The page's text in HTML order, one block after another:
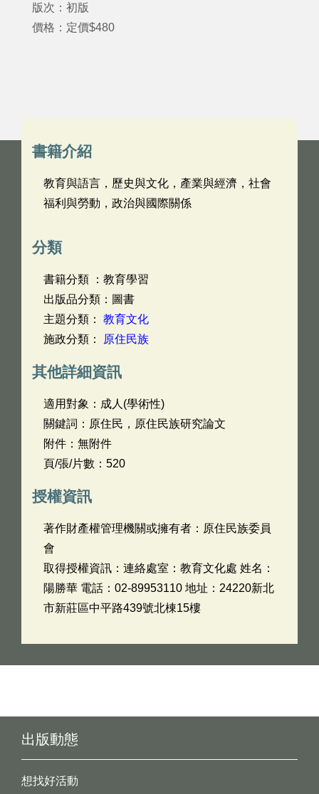
版次：初版
價格：定價$480
書籍介紹
教育與語言，歷史與文化，產業與經濟，社會
福利與勞動，政治與國際關係
分類
書籍分類 ：教育學習
出版品分類：圖書
主題分類： 教育文化
施政分類：
原住民族
其他詳細資訊
適用對象：成人(學術性)
關鍵詞：原住民，原住民族研究論文
附件：無附件
頁/張/片數：520
授權資訊
著作財產權管理機關或擁有者：原住民族委員
會
取得授權資訊：連絡處室：教育文化處 姓名：
陽勝華 電話：02-89953110 地址：24220新北
市新莊區中平路439號北棟15樓
出版動態
想找好活動